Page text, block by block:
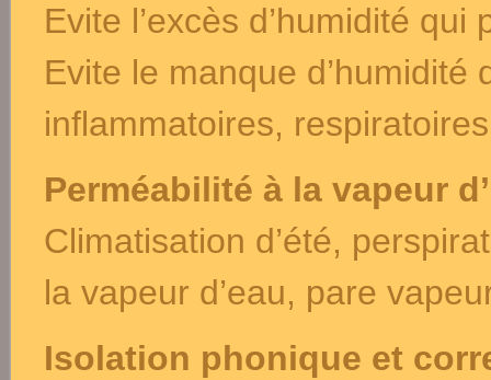
Evite l’excès d’humidité
Evite le manque
inflammatoires,
Perméabilité à la vapeur
Climatisation d’été,
la vapeur d’eau, pare
Isolation phonique et